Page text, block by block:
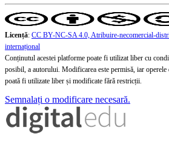
Licență: CC BY-NC-SA 4.0, Atribuire-necomercial-
internațional
Conținutul acestei platforme poate fi utilizat liber cu
posibil, a autorului. Modificarea este permisă, iar
poată fi utilizate liber și modificate fără restricții.
Semnalați o modificare necesară.